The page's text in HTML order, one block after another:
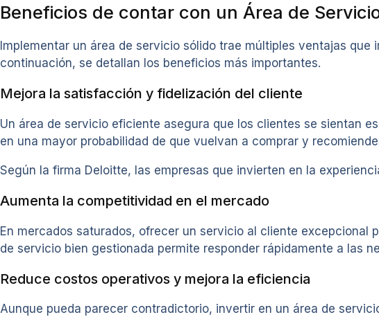
Beneficios de contar con un Área de
Implementar un área de servicio sólido trae múltiples ventajas
continuación, se detallan los beneficios más importantes.
Mejora la satisfacción y fidelización del cliente
Un área de servicio eficiente asegura que los clientes se sientan
en una mayor probabilidad de que vuelvan a comprar y
Según la firma Deloitte, las empresas que invierten en la
Aumenta la competitividad en el mercado
En mercados saturados, ofrecer un servicio al cliente excepcional
de servicio bien gestionada permite responder rápidamente a las
Reduce costos operativos y mejora la eficiencia
Aunque pueda parecer contradictorio, invertir en un área de